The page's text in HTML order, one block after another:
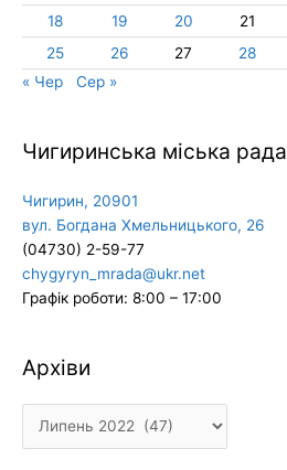
18
19 20 21
25
26 27 28
« Чер
Сер »
Чигиринська міська рада
Чигирин, 20901
вул. Богдана Хмельницького, 26
(04730) 2-59-77
chygyryn_mrada@ukr.net
Графік роботи: 8:00 – 17:00
Архіви
Архіви